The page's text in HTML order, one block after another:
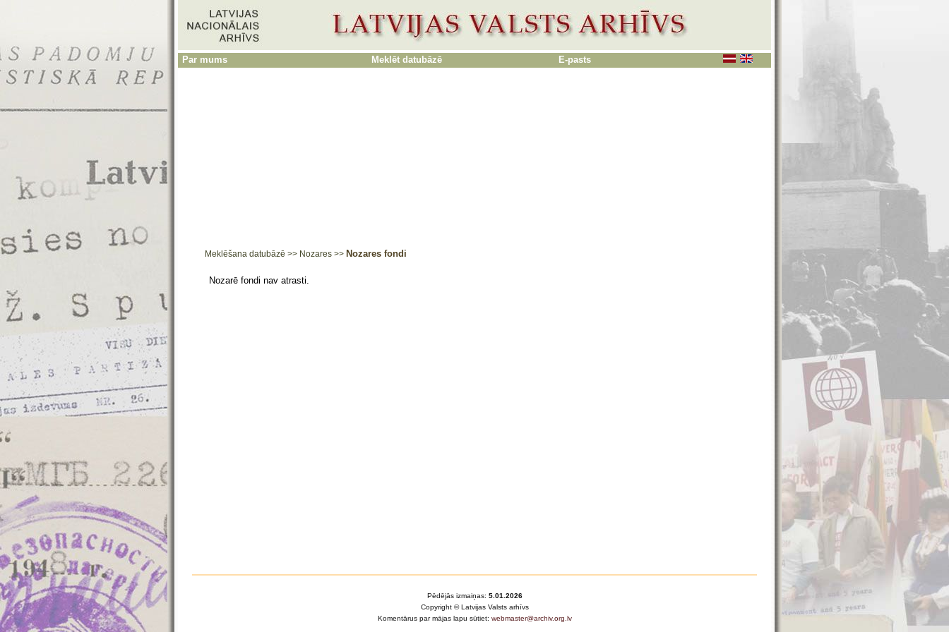
Par mums Meklēt datubāzē E-pasts
Meklēšana datubāzē >> Nozares >> Nozares fondi
Nozarē fondi nav atrasti.
Pēdējās izmaiņas: 5.01.2026
Copyright © Latvijas Valsts arhīvs
Komentārus par mājas lapu sūtiet: webmaster@archiv.org.lv